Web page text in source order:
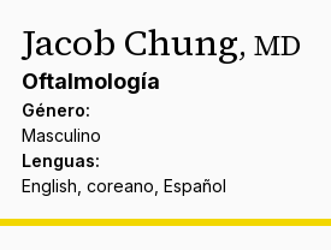
Jacob Chung, MD
Oftalmología
Género:
Masculino
Lenguas:
English, coreano, Español